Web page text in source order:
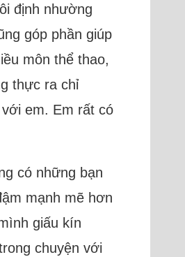
định nhường
góp phần giúp
môn thể thao,
thực ra chỉ
em. Em rất có
có những bạn
mạnh mẽ hơn
giấu kín
chuyện với